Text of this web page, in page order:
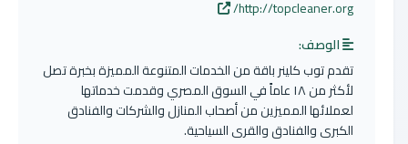
http://topcleaner.org/
الوصف:
تقدم توب كلينر باقة من الخدمات المتنوعة المميزة بخبرة تصل
لأكثر من ١٨ عاماً في السوق المصري وقدمت خدماتها
لعملائها المميزين من أصحاب المنازل والشركات والفنادق
الكبرى والفنادق والقرى السياحية.